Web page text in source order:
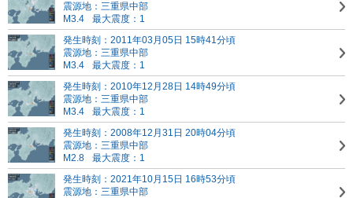
震源地：三重県中部
M3.4
最大震度：1
発生時刻：2011年03月05日 15時41分頃
震源地：三重県中部
M3.4
最大震度：1
発生時刻：2010年12月28日 14時49分頃
震源地：三重県中部
M3.4
最大震度：1
発生時刻：2008年12月31日 20時04分頃
震源地：三重県中部
M2.8
最大震度：1
発生時刻：2021年10月15日 16時53分頃
震源地：三重県中部